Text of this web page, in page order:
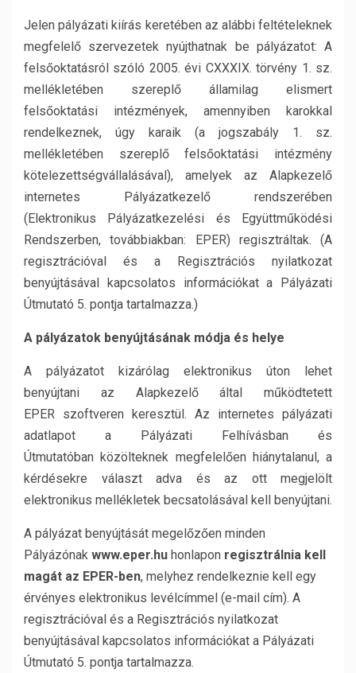
Jelen pályázati kiírás keretében az alábbi feltételeknek
megfelelő szervezetek nyújthatnak be pályázatot: A
felsőoktatásról szóló 2005. évi CXXXIX. törvény 1. sz.
mellékletében szereplő államilag elismert
felsőoktatási intézmények, amennyiben karokkal
rendelkeznek, úgy karaik (a jogszabály 1. sz.
mellékletében szereplő felsőoktatási intézmény
kötelezettségvállalásával), amelyek az Alapkezelő
internetes Pályázatkezelő rendszerében
(Elektronikus Pályázatkezelési és Együttműködési
Rendszerben, továbbiakban: EPER) regisztráltak. (A
regisztrációval és a Regisztrációs nyilatkozat
benyújtásával kapcsolatos információkat a Pályázati
Útmutató 5. pontja tartalmazza.)
A pályázatok benyújtásának módja és helye
A pályázatot kizárólag elektronikus úton lehet
benyújtani az Alapkezelő által működtetett
EPER szoftveren keresztül. Az internetes pályázati
adatlapot a Pályázati Felhívásban és
Útmutatóban közölteknek megfelelően hiánytalanul, a
kérdésekre választ adva és az ott megjelölt
elektronikus mellékletek becsatolásával kell benyújtani.
A pályázat benyújtását megelőzően minden
Pályázónak www.eper.hu honlapon regisztrálnia kell
magát az EPER-ben, melyhez rendelkeznie kell egy
érvényes elektronikus levélcímmel (e-mail cím). A
regisztrációval és a Regisztrációs nyilatkozat
benyújtásával kapcsolatos információkat a Pályázati
Útmutató 5. pontja tartalmazza.